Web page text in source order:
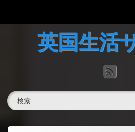
英国の文化について
掲示板
英国生活
RSS